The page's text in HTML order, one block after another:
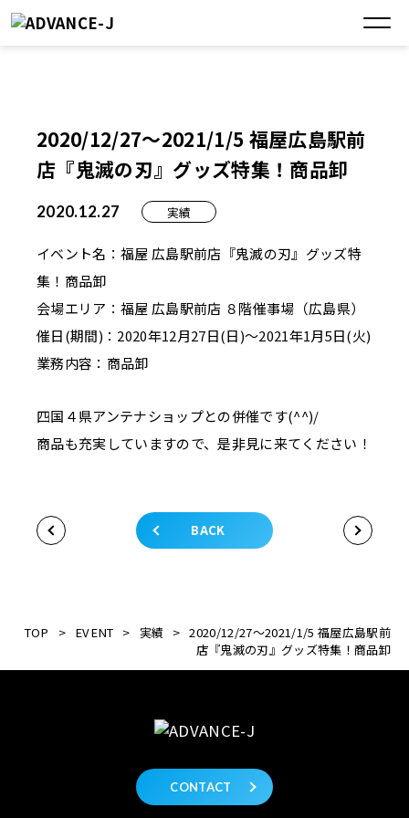
2020/12/27～2021/1/5 福屋広島駅前
店『鬼滅の刃』グッズ特集！商品卸
2020.12.27 実績
イベント名：福屋 広島駅前店『鬼滅の刃』グッズ特
集！商品卸
会場エリア：福屋 広島駅前店 ８階催事場（広島県）
催日(期間)：2020年12月27日(日)～2021年1月5日(火)
業務内容：商品卸
四国４県アンテナショップとの併催です(^^)/
商品も充実していますので、是非見に来てください！
BACK
TOP > EVENT > 実績 > 2020/12/27～2021/1/5 福屋広島駅前
店『鬼滅の刃』グッズ特集！商品卸
CONTACT